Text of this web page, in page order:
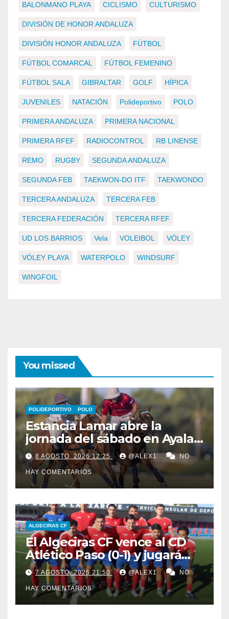
BALONMANO PLAYA CICLISMO CULTURISMO
DIVISIÓN DE HONOR ANDALUZA
DIVISIÓN HONOR ANDALUZA FÚTBOL
FÚTBOL COMARCAL FÚTBOL FEMENINO
FÚTBOL SALA GIBRALTAR GOLF HÍPICA
JUVENILES NATACIÓN Polideportivo POLO
PRIMERA ANDALUZA PRIMERA NACIONAL
PRIMERA RFEF RADIOCONTROL RB LINENSE
REMO RUGBY SEGUNDA ANDALUZA
SEGUNDA FEB TAEKWON-DO ITF TAEKWONDO
TERCERA ANDALUZA TERCERA FEB
TERCERA FEDERACIÓN TERCERA RFEF
UD LOS BARRIOS Vela VOLEIBOL VÓLEY
VÓLEY PLAYA WATERPOLO WINDSURF
WINGFOIL
You missed
POLIDEPORTIVO POLO
Estancia Lamar abre la
jornada del sábado en Ayala
Polo Club con una
remontada y apurada victoria
sobre Savoir PT
8 AGOSTO, 2026 12:25 @ALEX1 NO
HAY COMENTARIOS
ALGECIRAS CF
El Algeciras CF vence al CD
Atlético Paso (0-1) y jugará
por el LVII Torneo ‘San Ginés’
ante el Arenas de Getxo
7 AGOSTO, 2026 21:50 @ALEX1 NO
HAY COMENTARIOS